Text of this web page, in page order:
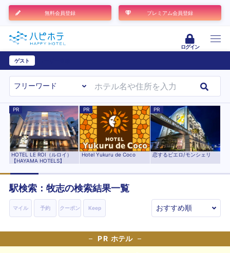
無料会員登録 プレミアム会員登録
ログイン
ゲスト
PR
HOTEL LE ROI（ルロイ）
【HAYAMA HOTELS】
PR
Hotel Yukuru de Coco
PR
恋するピエロ/モンシェリ
駅検索： 牧志の検索結果一覧
マイル 予約 クーポン Keep
PR ホテル